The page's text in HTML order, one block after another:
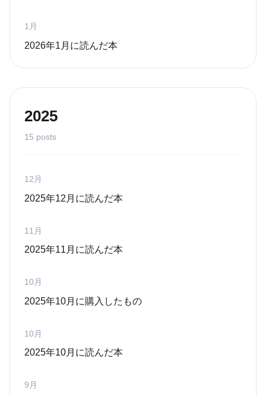
1月
2026年1月に読んだ本
2025
15 posts
12月
2025年12月に読んだ本
11月
2025年11月に読んだ本
10月
2025年10月に購入したもの
10月
2025年10月に読んだ本
9月